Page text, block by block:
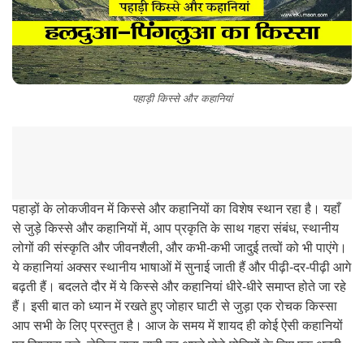
पहाड़ी किस्से और कहानियां
पहाड़ों के लोकजीवन में किस्से और कहानियों का विशेष स्थान रहा है। यहाँ
से जुड़े किस्से और कहानियों में, आप प्रकृति के साथ गहरा संबंध, स्थानीय
लोगों की संस्कृति और जीवनशैली, और कभी-कभी जादुई तत्वों को भी पाएंगे।
ये कहानियां अक्सर स्थानीय भाषाओं में सुनाई जाती हैं और पीढ़ी-दर-पीढ़ी आगे
बढ़ती हैं। बदलते दौर में ये किस्से और कहानियां धीरे-धीरे समाप्त होते जा रहे
हैं। इसी बात को ध्यान में रखते हुए जोहार घाटी से जुड़ा एक रोचक किस्सा
आप सभी के लिए प्रस्तुत है। आज के समय में शायद ही कोई ऐसी कहानियों